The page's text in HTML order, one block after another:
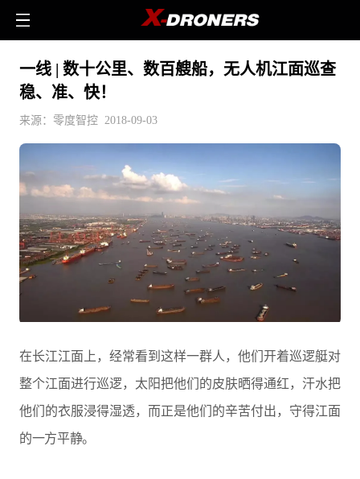
一线 | 数十公里、数百艘船，无人机江面巡查
稳、准、快！
来源：零度智控 2018-09-03
在长江江面上，经常看到这样一群人，他们开着巡逻艇对
整个江面进行巡逻，太阳把他们的皮肤晒得通红，汗水把
他们的衣服浸得湿透，而正是他们的辛苦付出，守得江面
的一方平静。